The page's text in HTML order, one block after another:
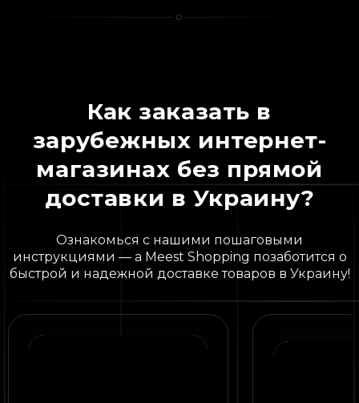
Как заказать в
зарубежных интернет-
магазинах без прямой
доставки в Украину?
Ознакомься с нашими пошаговыми
инструкциями — а Meest Shopping позаботится о
быстрой и надежной доставке товаров в Украину!